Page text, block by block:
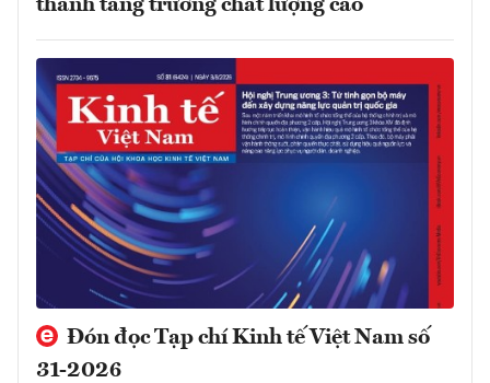
thành tăng trưởng chất lượng cao
Đón đọc Tạp chí Kinh tế Việt Nam số
31-2026